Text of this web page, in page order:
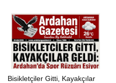
Bisikletçiler Gitti, Kayakçılar